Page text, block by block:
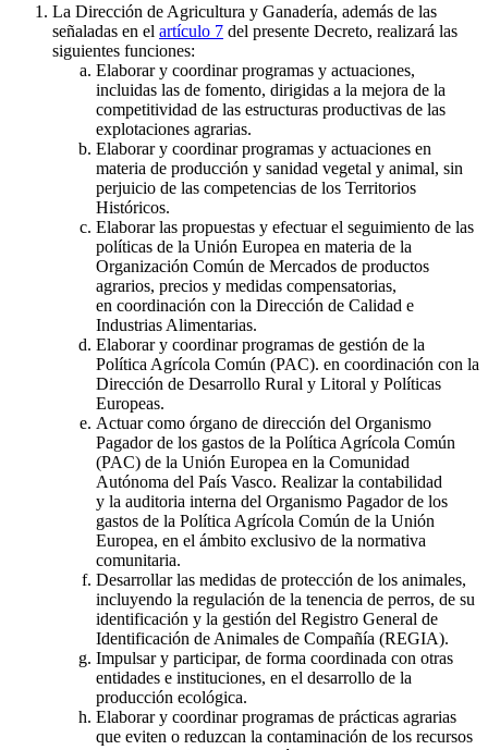
La Dirección de Agricultura y Ganadería, además de las
señaladas en el artículo 7 del presente Decreto, realizará las
siguientes funciones:
Elaborar y coordinar programas y actuaciones,
incluidas las de fomento, dirigidas a la mejora de la
competitividad de las estructuras productivas de las
explotaciones agrarias.
Elaborar y coordinar programas y actuaciones en
materia de producción y sanidad vegetal y animal, sin
perjuicio de las competencias de los Territorios
Históricos.
Elaborar las propuestas y efectuar el seguimiento de las
políticas de la Unión Europea en materia de la
Organización Común de Mercados de productos
agrarios, precios y medidas compensatorias,
en coordinación con la Dirección de Calidad e
Industrias Alimentarias.
Elaborar y coordinar programas de gestión de la
Política Agrícola Común (PAC). en coordinación con la
Dirección de Desarrollo Rural y Litoral y Políticas
Europeas.
Actuar como órgano de dirección del Organismo
Pagador de los gastos de la Política Agrícola Común
(PAC) de la Unión Europea en la Comunidad
Autónoma del País Vasco. Realizar la contabilidad
y la auditoria interna del Organismo Pagador de los
gastos de la Política Agrícola Común de la Unión
Europea, en el ámbito exclusivo de la normativa
comunitaria.
Desarrollar las medidas de protección de los animales,
incluyendo la regulación de la tenencia de perros, de su
identificación y la gestión del Registro General de
Identificación de Animales de Compañía (REGIA).
Impulsar y participar, de forma coordinada con otras
entidades e instituciones, en el desarrollo de la
producción ecológica.
Elaborar y coordinar programas de prácticas agrarias
que eviten o reduzcan la contaminación de los recursos